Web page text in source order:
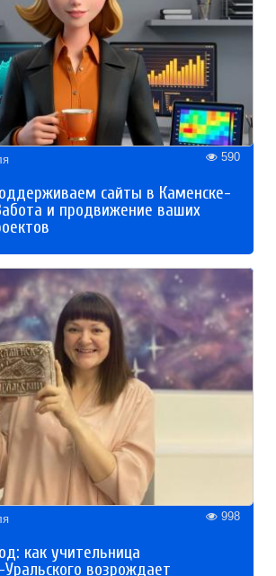
590
сайты в Каменске-
и продвижение ваших
998
как учительница
возрождает